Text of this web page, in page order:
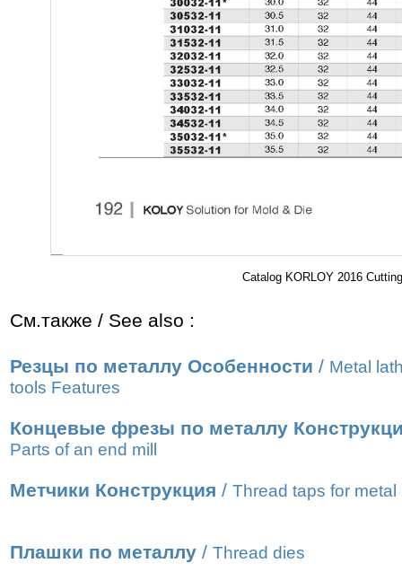
Catalog KORLOY 2016
См.также / See also :
Резцы по металлу Особенности / Metal
tools Features
Концевые фрезы по металлу
Parts of an end mill
Метчики Конструкция / Thread taps for metal
Плашки по металлу / Thread dies